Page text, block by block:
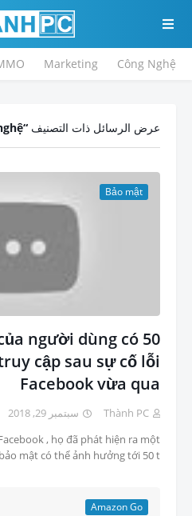
Công Nghệ
Marketing
عرض الرسائل ذات التصنيف
Bảo mật
của người dùng có
cập sau sự cố lỗi
Facebook vừa qua
Thành PC
سبتمبر 29, 2018
, họ đã phát hiện ra một
mật có thể ảnh hưởng tới 50 t…
Amazon Go